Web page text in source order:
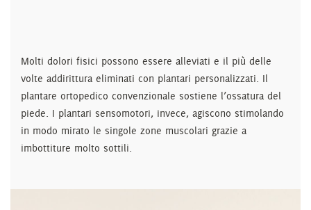
Molti dolori fisici possono essere alleviati e il più delle
volte addirittura eliminati con plantari personalizzati. Il
plantare ortopedico convenzionale sostiene l’ossatura del
piede. I plantari sensomotori, invece, agiscono stimolando
in modo mirato le singole zone muscolari grazie a
imbottiture molto sottili.